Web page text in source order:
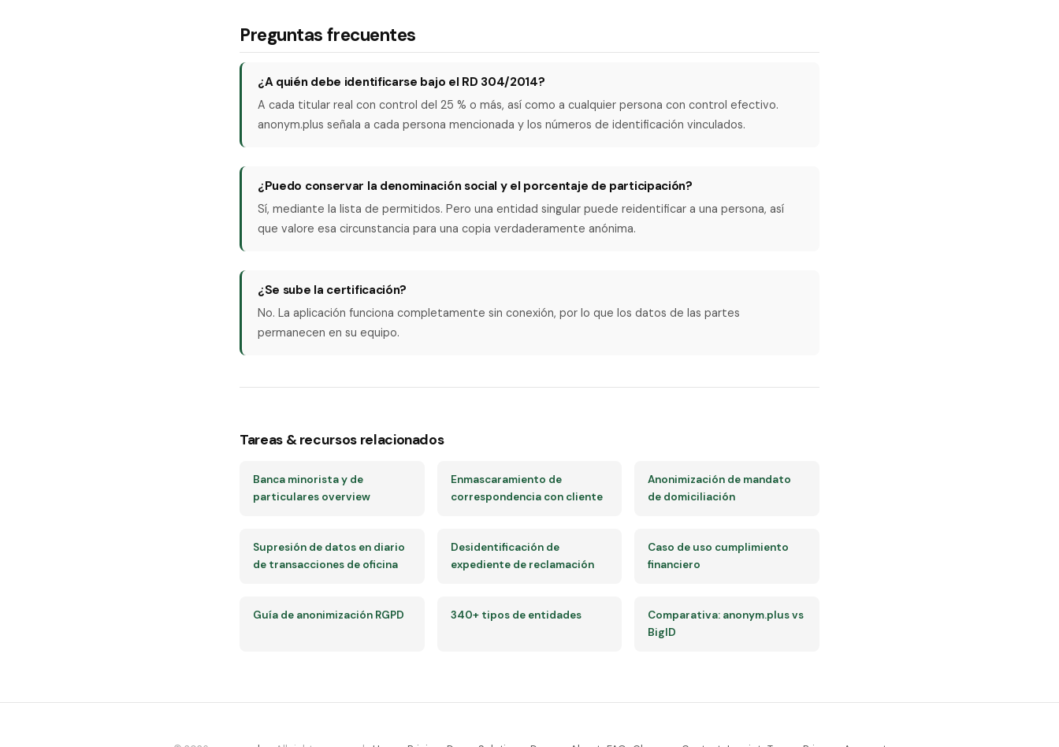
Preguntas frecuentes
¿A quién debe identificarse bajo el RD 304/2014?
A cada titular real con control del 25 % o más, así como a cualquier persona con control efectivo.
anonym.plus señala a cada persona mencionada y los números de identificación vinculados.
¿Puedo conservar la denominación social y el porcentaje de participación?
Sí, mediante la lista de permitidos. Pero una entidad singular puede reidentificar a una persona, así
que valore esa circunstancia para una copia verdaderamente anónima.
¿Se sube la certificación?
No. La aplicación funciona completamente sin conexión, por lo que los datos de las partes
permanecen en su equipo.
Tareas & recursos relacionados
Banca minorista y de
particulares overview
Enmascaramiento de
correspondencia con cliente
Anonimización de mandato
de domiciliación
Supresión de datos en diario
de transacciones de oficina
Desidentificación de
expediente de reclamación
Caso de uso cumplimiento
financiero
Guía de anonimización RGPD 340+ tipos de entidades
Comparativa: anonym.plus vs
BigID